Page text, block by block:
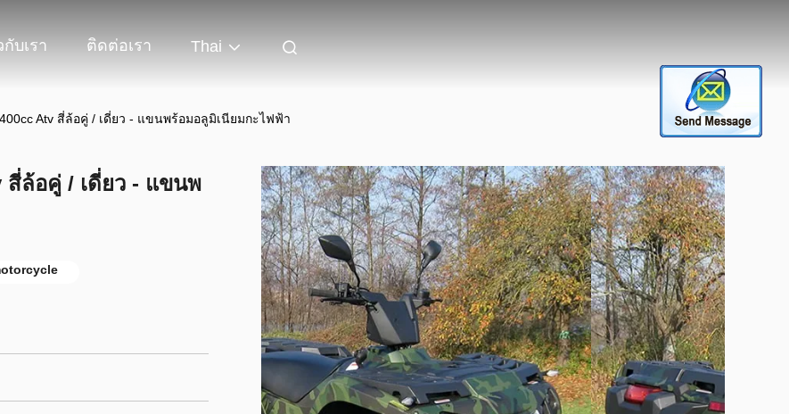
กับเรา ติดต่อเรา Thai
Atv สี่ล้อคู่ / เดี่ยว - แขนพร้อมอลูมิเนียมกะไฟฟ้า
สี่ล้อคู่ / เดี่ยว - แขนพ